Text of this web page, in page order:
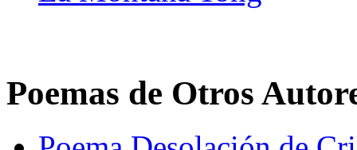
Poemas de Otros